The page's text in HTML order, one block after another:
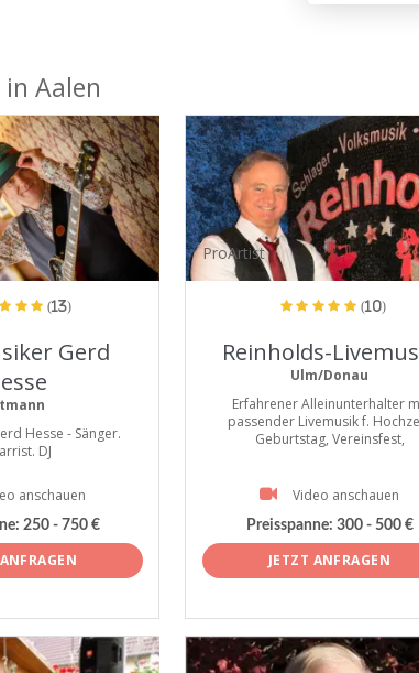
Aalen
(13)
Gerd
Hesse - Sänger.
DJ
anschauen
250 - 750 €
ProArtist
(10)
Reinholds-
Ulm/Donau
Erfahrener Alleinunterhalter
passender Livemusik f.
Geburtstag, Vereinsfest,
Video anschauen
Preisspanne: 300 - 500 €
JETZT ANFRAGEN